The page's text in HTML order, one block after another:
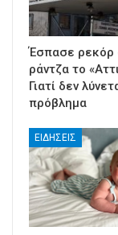
Έσπασε ρεκόρ
ράντζα το
Γιατί δεν
πρόβλημα
ΕΙΔΉΣΕΙΣ